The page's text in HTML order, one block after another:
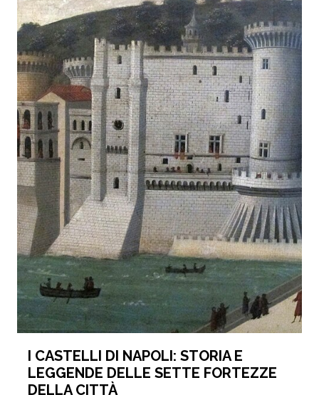
I CASTELLI DI NAPOLI: STORIA E
LEGGENDE DELLE SETTE FORTEZZE
DELLA CITTÀ